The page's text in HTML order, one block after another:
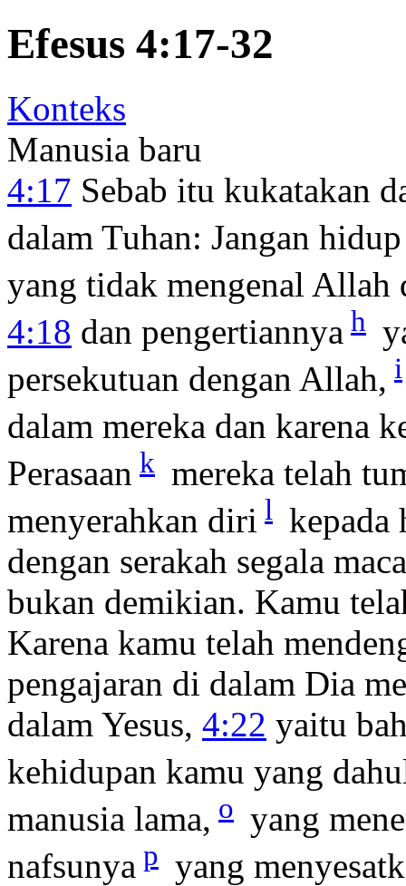
Efesus 4:17-32
Konteks
Manusia baru
4:17 Sebab itu kukatakan
dalam Tuhan: Jangan
yang tidak mengenal Allah
4:18 dan pengertiannya h
persekutuan dengan Allah, i
dalam mereka dan karena
Perasaan k mereka telah
menyerahkan diri l kepada
dengan serakah segala
bukan demikian. Kamu
Karena kamu telah
pengajaran di dalam Dia
dalam Yesus, 4:22 yaitu
kehidupan kamu yang
manusia lama, o yang
nafsunya p yang